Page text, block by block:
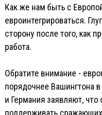
Как же нам быть с
евроинтегрироваться.
сторону после того, как
работа.
Обратите внимание -
порядочнее Вашингтона
и Германия заявляют,
поддерживать